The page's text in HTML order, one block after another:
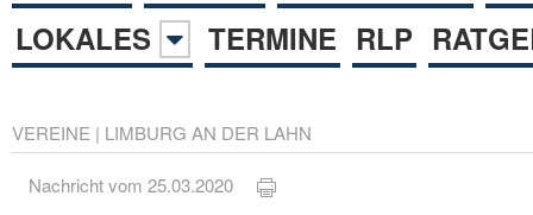
LOKALES
TERMINE RLP
VEREINE | LIMBURG AN DER LAHN
Nachricht vom 25.03.2020